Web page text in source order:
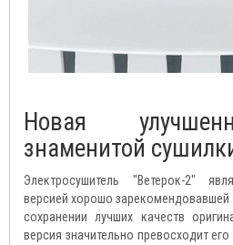
Новая
знаменитой
Электросушитель "Ветерок-2"
версией хорошо
сохранении лучших качеств
версия значительно превосходит